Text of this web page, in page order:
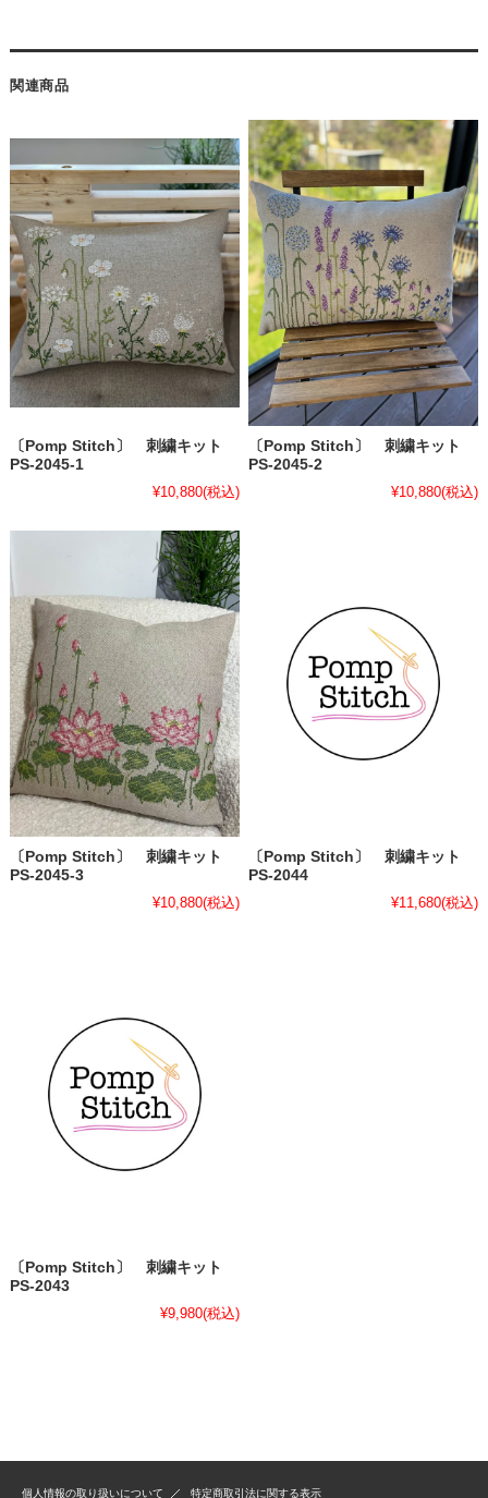
関連商品
〔Pomp Stitch〕 刺繍キット
PS-2045-1
¥10,880(税込)
〔Pomp Stitch〕 刺繍キット
PS-2045-2
¥10,880(税込)
〔Pomp Stitch〕 刺繍キット
PS-2045-3
¥10,880(税込)
〔Pomp Stitch〕 刺繍キット
PS-2044
¥11,680(税込)
〔Pomp Stitch〕 刺繍キット
PS-2043
¥9,980(税込)
個人情報の取り扱いについて 特定商取引法に関する表示